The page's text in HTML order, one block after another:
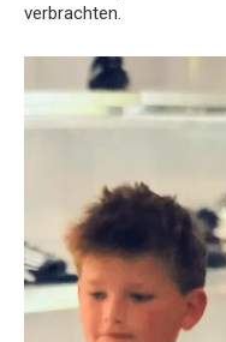
verbrachten.